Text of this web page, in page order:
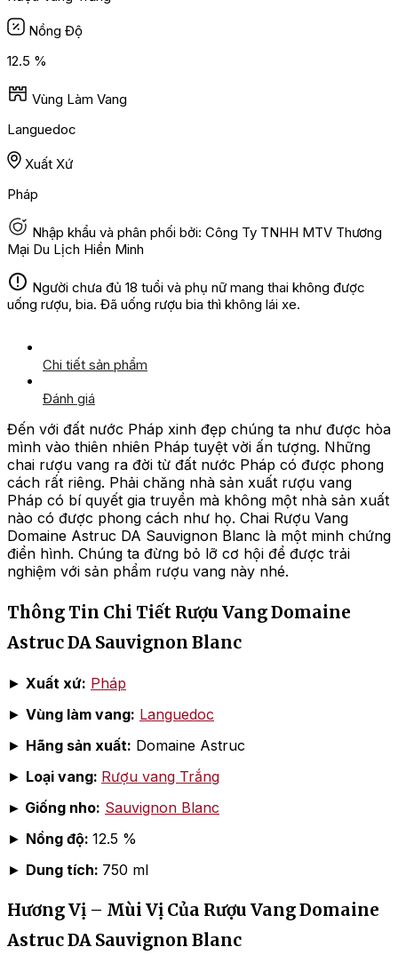
Nồng Độ
12.5 %
Vùng Làm Vang
Languedoc
Xuất Xứ
Pháp
Nhập khẩu và phân phối bởi: Công Ty TNHH MTV Thương
Mại Du Lịch Hiền Minh
Người chưa đủ 18 tuổi và phụ nữ mang thai không được
uống rượu, bia. Đã uống rượu bia thì không lái xe.
Chi tiết sản phẩm
Đánh giá
Đến với đất nước Pháp xinh đẹp chúng ta như được hòa
mình vào thiên nhiên Pháp tuyệt vời ấn tượng. Những
chai rượu vang ra đời từ đất nước Pháp có được phong
cách rất riêng. Phải chăng nhà sản xuất rượu vang
Pháp có bí quyết gia truyền mà không một nhà sản xuất
nào có được phong cách như họ. Chai Rượu Vang
Domaine Astruc DA Sauvignon Blanc là một minh chứng
điển hình. Chúng ta đừng bỏ lỡ cơ hội để được trải
nghiệm với sản phẩm rượu vang này nhé.
Thông Tin Chi Tiết Rượu Vang Domaine
Astruc DA Sauvignon Blanc
► Xuất xứ: Pháp
► Vùng làm vang: Languedoc
► Hãng sản xuất: Domaine Astruc
► Loại vang: Rượu vang Trắng
► Giống nho: Sauvignon Blanc
► Nồng độ: 12.5 %
► Dung tích: 750 ml
Hương Vị – Mùi Vị Của Rượu Vang Domaine
Astruc DA Sauvignon Blanc